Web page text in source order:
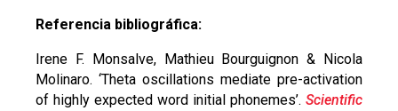
Referencia bibliográfica:
Irene F. Monsalve, Mathieu Bourguignon & Nicola
Molinaro. ‘Theta oscillations mediate pre-activation
of highly expected word initial phonemes’.Scientific